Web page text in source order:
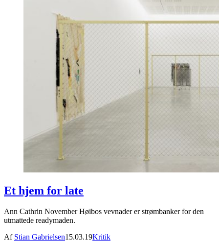
Et hjem for late
Ann Cathrin November Høibos vevnader er strømbanker for den
utmattede readymaden.
Af Stian Gabrielsen15.03.19Kritik